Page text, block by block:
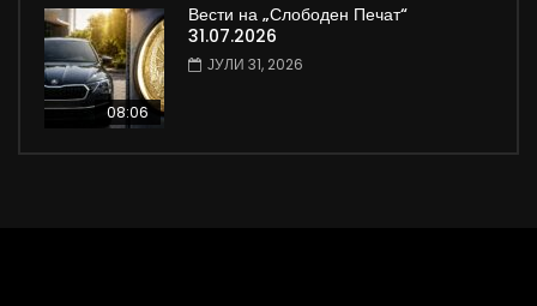
08:06
Вести на „Слободен Печат“
31.07.2026
ЈУЛИ 31, 2026